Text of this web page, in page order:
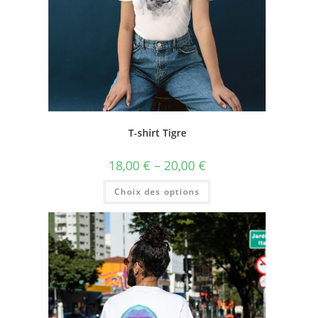
T-shirt Tigre
18,00 € – 20,00 €
Choix des options